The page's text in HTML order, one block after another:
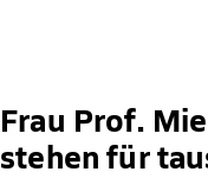
Frau Prof.
stehen für